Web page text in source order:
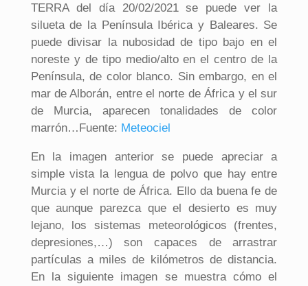
TERRA del día 20/02/2021 se puede ver la
silueta de la Península Ibérica y Baleares. Se
puede divisar la nubosidad de tipo bajo en el
noreste y de tipo medio/alto en el centro de la
Península, de color blanco. Sin embargo, en el
mar de Alborán, entre el norte de África y el sur
de Murcia, aparecen tonalidades de color
marrón…Fuente: Meteociel
En la imagen anterior se puede apreciar a
simple vista la lengua de polvo que hay entre
Murcia y el norte de África. Ello da buena fe de
que aunque parezca que el desierto es muy
lejano, los sistemas meteorológicos (frentes,
depresiones,…) son capaces de arrastrar
partículas a miles de kilómetros de distancia.
En la siguiente imagen se muestra cómo el